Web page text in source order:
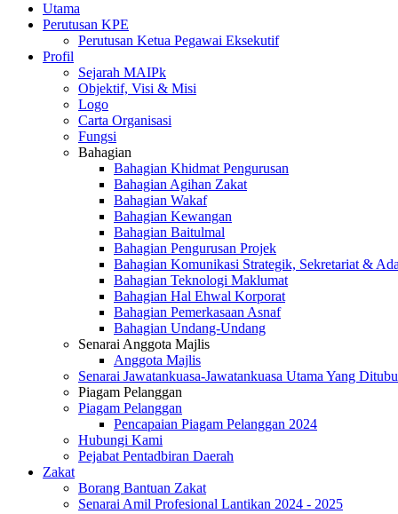
Utama
Perutusan KPE
Perutusan Ketua Pegawai Eksekutif
Profil
Sejarah MAIPk
Objektif, Visi & Misi
Logo
Carta Organisasi
Fungsi
Bahagian
Bahagian Khidmat Pengurusan
Bahagian Agihan Zakat
Bahagian Wakaf
Bahagian Kewangan
Bahagian Baitulmal
Bahagian Pengurusan Projek
Bahagian Komunikasi Strategik, Sekretariat &
Bahagian Teknologi Maklumat
Bahagian Hal Ehwal Korporat
Bahagian Pemerkasaan Asnaf
Bahagian Undang-Undang
Senarai Anggota Majlis
Anggota Majlis
Senarai Jawatankuasa-Jawatankuasa Utama Yang
Piagam Pelanggan
Piagam Pelanggan
Pencapaian Piagam Pelanggan 2024
Hubungi Kami
Pejabat Pentadbiran Daerah
Zakat
Borang Bantuan Zakat
Senarai Amil Profesional Lantikan 2024 - 2025